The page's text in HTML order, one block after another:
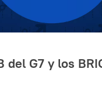
del G7 y los